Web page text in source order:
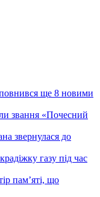
ще 8 новими
звання «Почесний
звернулася до
газу під час
пам’яті, що